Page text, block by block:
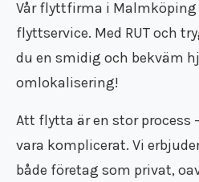
Flyttstädning Mjölby
Flyttstädning Katrineholm
Flyttstädning Finspång
Flyttstädning Strängnäs
Flyttstädning Söderköping
Flyttstädning Flen
Flyttstädning Trosa
Företagsflytt
Kontorsflytt
Utlandsflytt
Magasinering
Återbruk
Flyttpackning
Flyttkartonger
Vi är en Reco flyttfirma
Kundomdömen
Flytt försäkring
Kollektivavtal
Användarvillkor
Anslut ditt företag
Vårflyttfirma i Malmköping
flyttservice. Med RUT och
du en smidig och bekväm
omlokalisering!
Att flytta är en stor process
vara komplicerat. Vi
både företag som privat,